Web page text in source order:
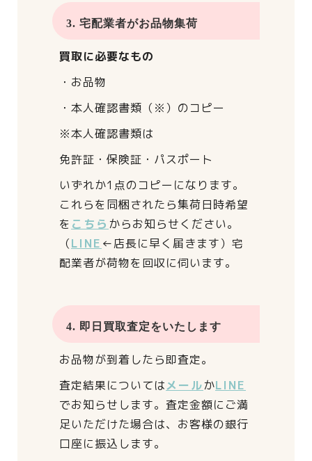
3. 宅配業者がお品物集荷
買取に必要なもの
・お品物
・本人確認書類（※）のコピー
※本人確認書類は
免許証・保険証・パスポート
いずれか1点のコピーになります。
これらを同梱されたら集荷日時希望
を こちら からお知らせください。
（LINE ←店長に早く届きます） 宅
配業者が荷物を回収に伺います。
4. 即日買取査定をいたします
お品物が到着したら即査定。
査定結果についてはメールかLINE
でお知らせします。 査定金額にご満
足いただけた場合は、 お客様の銀行
口座に振込します。